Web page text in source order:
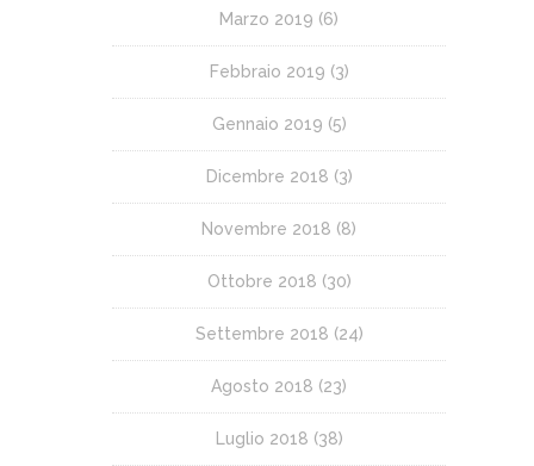
Marzo 2019 (6)
Febbraio 2019 (3)
Gennaio 2019 (5)
Dicembre 2018 (3)
Novembre 2018 (8)
Ottobre 2018 (30)
Settembre 2018 (24)
Agosto 2018 (23)
Luglio 2018 (38)